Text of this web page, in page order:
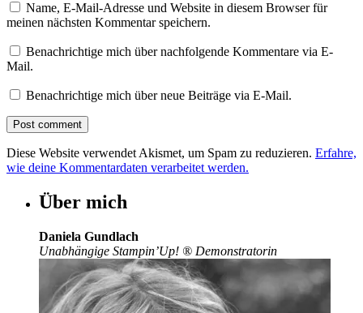
Name, E-Mail-Adresse und Website in diesem Browser für
meinen nächsten Kommentar speichern.
Benachrichtige mich über nachfolgende Kommentare via E-
Mail.
Benachrichtige mich über neue Beiträge via E-Mail.
Diese Website verwendet Akismet, um Spam zu reduzieren. Erfahre,
wie deine Kommentardaten verarbeitet werden.
Über mich
Daniela Gundlach
Unabhängige Stampin’Up! ® Demonstratorin